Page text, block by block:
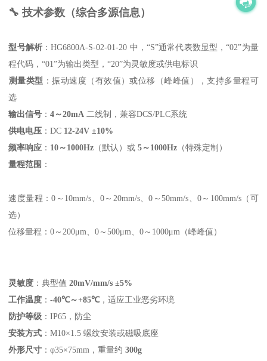
🔧 技术参数（综合多源信息）
型号解析 ‌：HG6800A-S-02-01-20 中，“S”通常代表数显型，“02”为量
程代码，“01”为输出类型，“20”为灵敏度或供电标识
测量类型 ‌：振动速度（有效值）或位移（峰峰值），支持多量程可
选
输出信号 ‌：‌4～20mA ‌ 二线制，兼容DCS/PLC系统
供电电压 ‌：DC ‌ 12-24V ±10%
频率响应 ‌：‌ 10～1000Hz ‌（默认）或 ‌5～1000Hz ‌（特殊定制）
量程范围 ‌：
速度量程：0～10mm/s、0～20mm/s、0～50mm/s、0～100mm/s（可
选）
位移量程：0～200μm、0～500μm、0～1000μm（峰峰值）
灵敏度 ‌：典型值 ‌20mV/mm/s ±5%
工作温度 ‌：‌-40℃～+85℃‌，适应工业恶劣环境
防护等级 ‌：IP65，防尘
安装方式 ‌：M10×1.5 螺纹安装或磁吸底座
外形尺寸 ‌：φ35×75mm，重量约 ‌300g